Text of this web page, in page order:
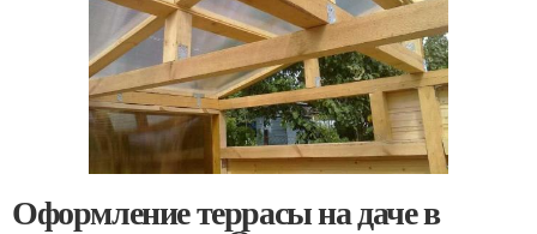
Оформление террасы на даче в